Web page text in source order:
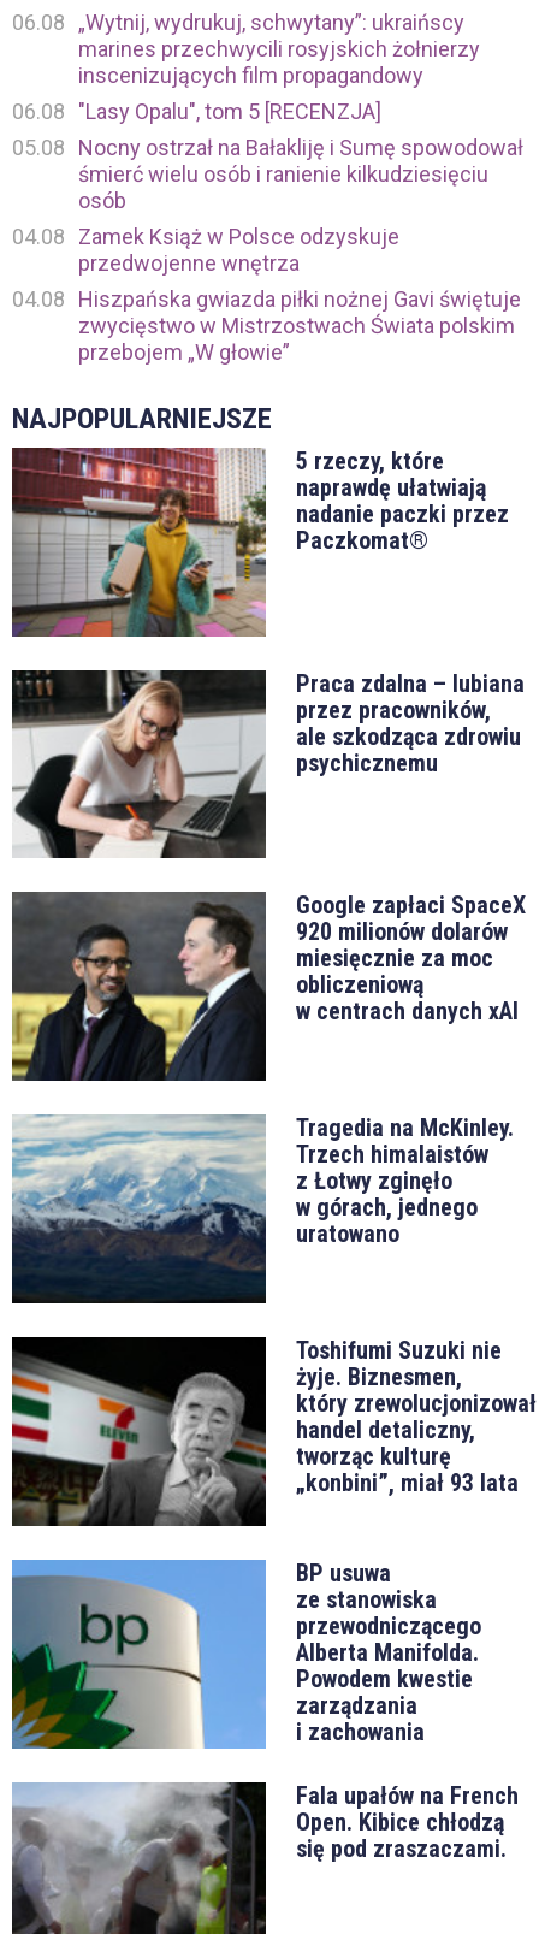
06.08
„Wytnij, wydrukuj, schwytany”: ukraińscy
marines przechwycili rosyjskich żołnierzy
inscenizujących film propagandowy
06.08
"Lasy Opalu", tom 5 [RECENZJA]
05.08
Nocny ostrzał na Bałakliję i Sumę spowodował
śmierć wielu osób i ranienie kilkudziesięciu
osób
04.08
Zamek Książ w Polsce odzyskuje
przedwojenne wnętrza
04.08
Hiszpańska gwiazda piłki nożnej Gavi świętuje
zwycięstwo w Mistrzostwach Świata polskim
przebojem „W głowie”
NAJPOPULARNIEJSZE
5 rzeczy, które
naprawdę ułatwiają
nadanie paczki przez
Paczkomat®
Praca zdalna – lubiana
przez pracowników,
ale szkodząca zdrowiu
psychicznemu
Google zapłaci SpaceX
920 milionów dolarów
miesięcznie za moc
obliczeniową
w centrach danych xAI
Tragedia na McKinley.
Trzech himalaistów
z Łotwy zginęło
w górach, jednego
uratowano
Toshifumi Suzuki nie
żyje. Biznesmen,
który zrewolucjonizował
handel detaliczny,
tworząc kulturę
„konbini”, miał 93 lata
BP usuwa
ze stanowiska
przewodniczącego
Alberta Manifolda.
Powodem kwestie
zarządzania
i zachowania
Fala upałów na French
Open. Kibice chłodzą
się pod zraszaczami.